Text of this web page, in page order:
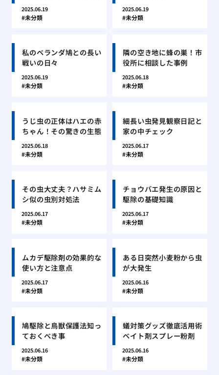
2025.06.19
未分類
2025.06.19
未分類
私のベランダ鳩との長い
戦いの日々
2025.06.19
未分類
隣の空き地に蜂の巣！市
役所に相談した事例
2025.06.18
未分類
うじ虫の正体はハエの赤
ちゃん！その驚きの生態
2025.06.18
未分類
細長い虫発見観察日記と
家の中チェック
2025.06.17
未分類
その虫大丈夫？ハサミム
シ似の虫別対処法
2025.06.17
未分類
チョウバエ発生の原因と
駆除の基礎知識
2025.06.17
未分類
ムカデ駆除剤の効果的な
使い方と注意点
2025.06.17
未分類
ある日突然小麦粉から虫
が大発生
2025.06.16
未分類
鳩駆除と鳥獣保護法知っ
ておくべき事
2025.06.16
未分類
蟻対策グッズ徹底活用術
ベイト剤スプレー粉剤
2025.06.16
未分類